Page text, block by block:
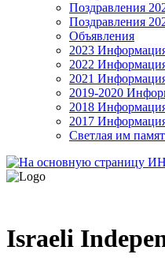
Поздравления
Поздравления
Объявления
2023
2022
2021
2019-2020
2018
2017
Светлая им
Israeli